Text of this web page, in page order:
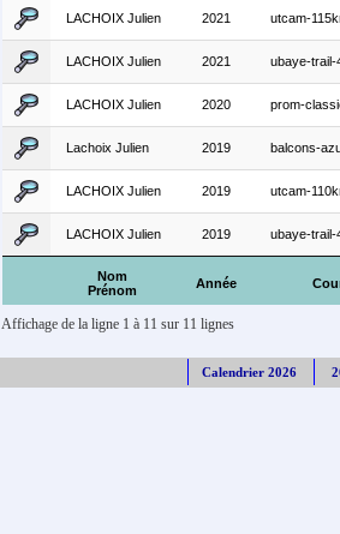
Nom
Prénom
Année
LACHOIX Julien 2021 utcam-
LACHOIX Julien 2021 ubaye-trail-
LACHOIX Julien 2020 prom-
Lachoix Julien 2019 balcons-
LACHOIX Julien 2019 utcam-
LACHOIX Julien 2019 ubaye-trail-
Affichage de la ligne 1 à 11 sur 11 lignes
Calendrier 2026